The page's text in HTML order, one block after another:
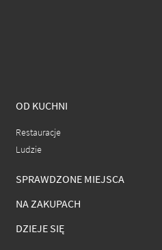
OD KUCHNI
Restauracje
Ludzie
SPRAWDZONE MIEJSCA
NA ZAKUPACH
DZIEJE SIĘ